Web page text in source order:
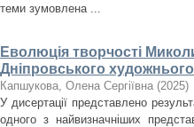
теми зумовлена ...
Еволюція творчості
Дніпровського
Капшукова, Олена Сергіївна (2025)
У дисертації представлено
одного з найвизначніших